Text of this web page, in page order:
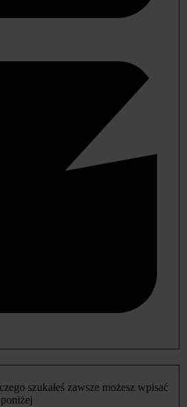
szukałeś zawsze możesz wpisać